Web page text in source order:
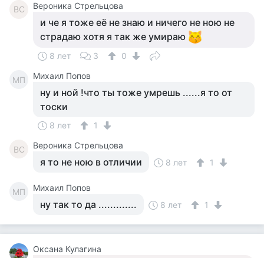
ВС Вероника Стрельцова
и че я тоже её не знаю и ничего не ною не
страдаю хотя я так же умираю
8 лет 3 0
МП Михаил Попов
ну и ной !что ты тоже умрешь ......я то от
тоски
8 лет 1
ВС Вероника Стрельцова
я то не ною в отличии 8 лет 1
МП Михаил Попов
ну так то да ............. 8 лет 1
Оксана Кулагина